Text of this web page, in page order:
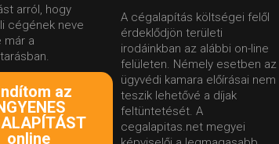
arról, hogy
cégének neve
már a
az
online
A cégalapítás költségei felől
érdeklődjön területi
irodáinkban az alábbi on-line
felületen. Némely esetben az
ügyvédi kamara előírásai nem
teszik lehetővé a díjak
feltüntetését. A
cegalapitas.net megyei